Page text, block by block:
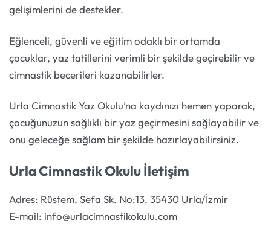
gelişimlerini de destekler.
Eğlenceli, güvenli ve eğitim odaklı bir ortamda
çocuklar, yaz tatillerini verimli bir şekilde geçirebilir ve
cimnastik becerileri kazanabilirler.
Urla Cimnastik Yaz Okulu’na kaydınızı hemen yaparak,
çocuğunuzun sağlıklı bir yaz geçirmesini sağlayabilir ve
onu geleceğe sağlam bir şekilde hazırlayabilirsiniz.
Urla Cimnastik Okulu İletişim
Adres: Rüstem, Sefa Sk. No:13, 35430 Urla/İzmir
E-mail: info@urlacimnastikokulu.com